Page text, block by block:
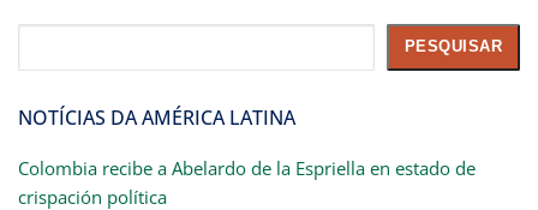
PESQUISAR
NOTÍCIAS DA AMÉRICA LATINA
Colombia recibe a Abelardo de la Espriella en estado de
crispación política